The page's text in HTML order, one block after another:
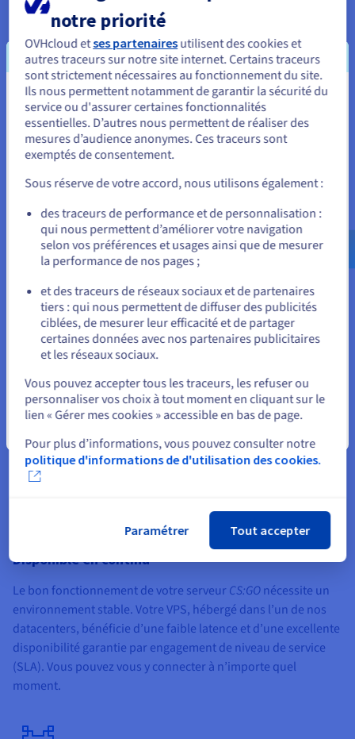
Personnalisation illimitée
NosVPSvous font profiter d’une solution adaptée à vos
besoins. Système d’exploitation (Linux ou Windows),
configuration et règles (libre, entraînement, serveur avec
mod) : c’est vous qui décidez ! La flexibilité de votre machine
virtuelle libère votre créativité.
À portée de tous les budgets
Nous avons pensé nos solutions pour les usages gaming. Les
ressources CPU, RAM, espace de stockage et bande passante
allouées à nos serveurs sont adaptées au fonctionnement
d’un jeu en ligne. Nos prix sont accessibles, afin que vous
votre budget. Vous avez besoin de plus de puissance ?
L’évolutivité de nos VPS permet d’augmenter les ressources à
tout moment. Vous pouvez également migrer vers une offre
supérieure.
Disponible en continu
Le bon fonctionnement de votre serveurCS:GOnécessite un
environnement stable. Votre VPS, hébergé dans l’un de nos
datacenters, bénéficie d’une faible latence et d’une excellente
disponibilité garantie par engagement de niveau de service
(SLA). Vous pouvez vous y connecter à n’importe quel
moment.
Vous semblez être localisé en États-
Unis.
Pour commander, rendez-vous sur le site de votre pays (États-
Allez sur le site États-Unis
us.ovhcloud.com/
Anglais USD - $
ou
Rester sur le site actuel
Sélectionner un autre site web
notre priorité
OVHcloud etses partenairesutilisent des cookies et
autres traceurs sur notre site internet. Certains traceurs
sont strictement nécessaires au fonctionnement du site.
Ils nous permettent notamment de garantir la sécurité du
service ou d'assurer certaines fonctionnalités
essentielles. D’autres nous permettent de réaliser des
mesures d’audience anonymes. Ces traceurs sont
exemptés de consentement.
Sous réserve de votre accord, nous utilisons également :
des traceurs de performance et de personnalisation :
qui nous permettent d’améliorer votre navigation
selon vos préférences et usages ainsi que de mesurer
la performance de nos pages ;
et des traceurs de réseaux sociaux et de partenaires
tiers : qui nous permettent de diffuser des publicités
ciblées, de mesurer leur efficacité et de partager
certaines données avec nos partenaires publicitaires
et les réseaux sociaux.
Vous pouvez accepter tous les traceurs, les refuser ou
personnaliser vos choix à tout moment en cliquant sur le
lien « Gérer mes cookies » accessible en bas de page.
Pour plus d’informations, vous pouvez consulter notre
politique d'informations de d'utilisation des cookies.
Paramétrer Tout accepter